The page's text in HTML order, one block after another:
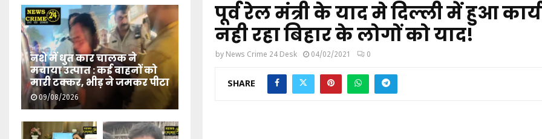
पूर्व रेल मंत्री के याद मे दिल्ली में हुआ
नही रहा बिहार के लोगों को याद!
by News Crime 24 Desk 04/02/2021 0
SHARE
नशे में धुत कार चालक ने
मचाया उत्पात : कई वाहनों को
मारी टक्कर, भीड़ ने जमकर पीटा
09/08/2026